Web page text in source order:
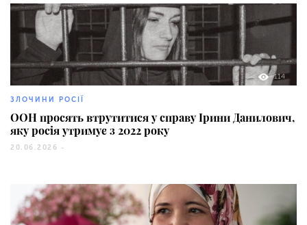
114
ЗЛОЧИНИ РОСІЇ
ООН просять втрутитися у справу Ірини Данилович,
яку росія утримує з 2022 року
20.06.2026 -